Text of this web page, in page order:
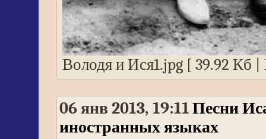
Володя и Ися1.jpg [ 39.92 Кб
06 янв 2013, 19:11Песни
иностранных языках